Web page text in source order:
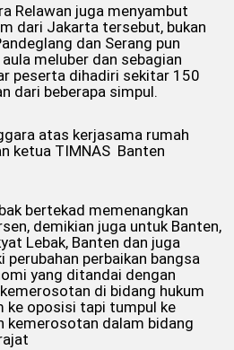
Relawan juga menyambut
dari Jakarta tersebut, bukan
dan Serang pun
meluber dan sebagian
peserta dihadiri sekitar 150
dari beberapa simpul.
atas kerjasama rumah
ketua TIMNAS Banten
bertekad memenangkan
demikian juga untuk Banten,
Lebak, Banten dan juga
perubahan perbaikan bangsa
yang ditandai dengan
di bidang hukum
ke oposisi tapi tumpul ke
kemerosotan dalam bidang